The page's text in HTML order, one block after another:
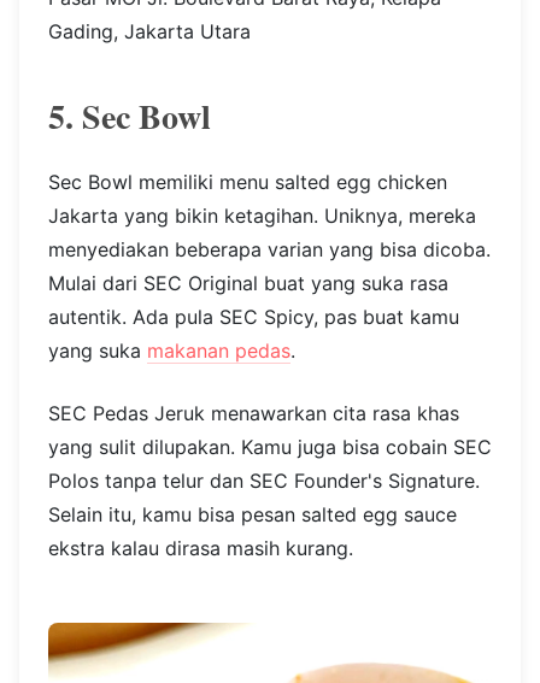
Gading, Jakarta Utara
5. Sec Bowl
Sec Bowl memiliki menu salted egg chicken
Jakarta yang bikin ketagihan. Uniknya, mereka
menyediakan beberapa varian yang bisa dicoba.
Mulai dari SEC Original buat yang suka rasa
autentik. Ada pula SEC Spicy, pas buat kamu
yang suka makanan pedas.
SEC Pedas Jeruk menawarkan cita rasa khas
yang sulit dilupakan. Kamu juga bisa cobain SEC
Polos tanpa telur dan SEC Founder's Signature.
Selain itu, kamu bisa pesan salted egg sauce
ekstra kalau dirasa masih kurang.